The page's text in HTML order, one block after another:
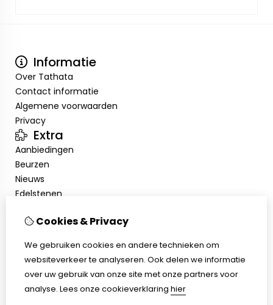
Informatie
Over Tathata
Contact informatie
Algemene voorwaarden
Privacy
Extra
Aanbiedingen
Beurzen
Nieuws
Edelstenen
Mijn account
Bestelhistorie
Klantenservice
Contact
Cookies & Privacy
We gebruiken cookies en andere technieken om
websiteverkeer te analyseren. Ook delen we informatie
over uw gebruik van onze site met onze partners voor
analyse. Lees onze cookieverklaring hier